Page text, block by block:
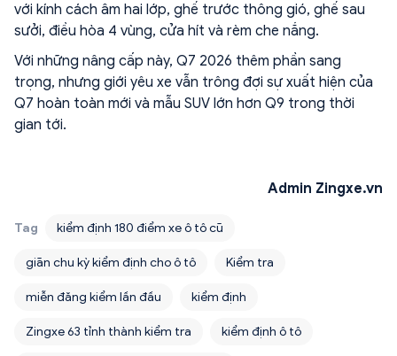
với kính cách âm hai lớp, ghế trước thông gió, ghế sau
sưởi, điều hòa 4 vùng, cửa hít và rèm che nắng.
Với những nâng cấp này, Q7 2026 thêm phần sang
trọng, nhưng giới yêu xe vẫn trông đợi sự xuất hiện của
Q7 hoàn toàn mới và mẫu SUV lớn hơn Q9 trong thời
gian tới.
Admin Zingxe.vn
Tag kiểm định 180 điểm xe ô tô cũ
giãn chu kỳ kiểm định cho ô tô Kiểm tra
miễn đăng kiểm lần đầu kiểm định
Zingxe 63 tỉnh thành kiểm tra kiểm định ô tô